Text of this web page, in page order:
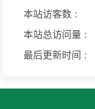
本站访客数 :
本站总访问量 :
最后更新时间 :